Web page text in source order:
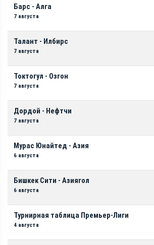
Барс - Алга
7 августа
Талант - Илбирс
7 августа
Токтогул - Озгон
7 августа
Дордой - Нефтчи
7 августа
Мурас Юнайтед - Азия
6 августа
Бишкек Сити - Азиягол
6 августа
Турнирная таблица Премьер-Лиги
4 августа